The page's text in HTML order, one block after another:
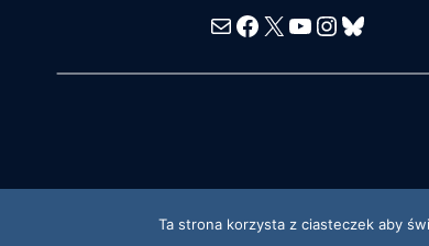
MailFacebook
X YouTube
Instagram
Bluesky
Ta strona korzysta z ciasteczek aby